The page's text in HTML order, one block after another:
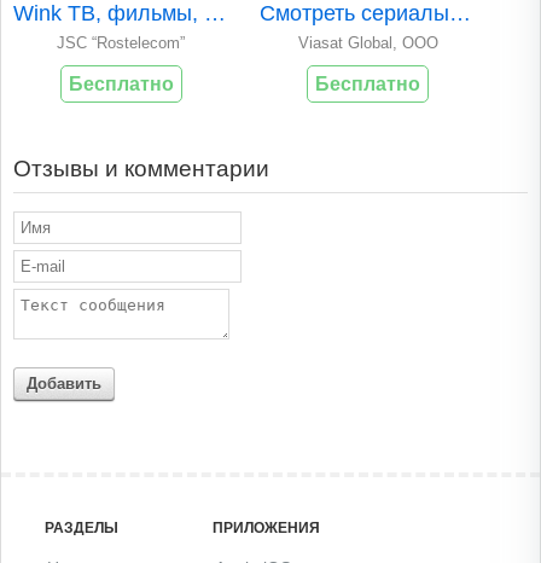
Wink ТВ, фильмы, сериалы
JSC “Rostelecom”
Бесплатно
Смотреть сериалы и кино онлайн
Viasat Global, OOO
Бесплатно
Отзывы и комментарии
Добавить
РАЗДЕЛЫ ПРИЛОЖЕНИЯ